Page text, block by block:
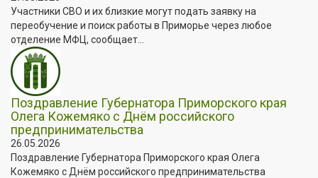
Участники СВО и их близкие могут подать заявку на
переобучение и поиск работы в Приморье через любое
отделение МФЦ, сообщает...
Поздравление Губернатора Приморского края
Олега Кожемяко с Днём российского
предпринимательства
26.05.2026
Поздравление Губернатора Приморского края Олега
Кожемяко с Днём российского предпринимательства